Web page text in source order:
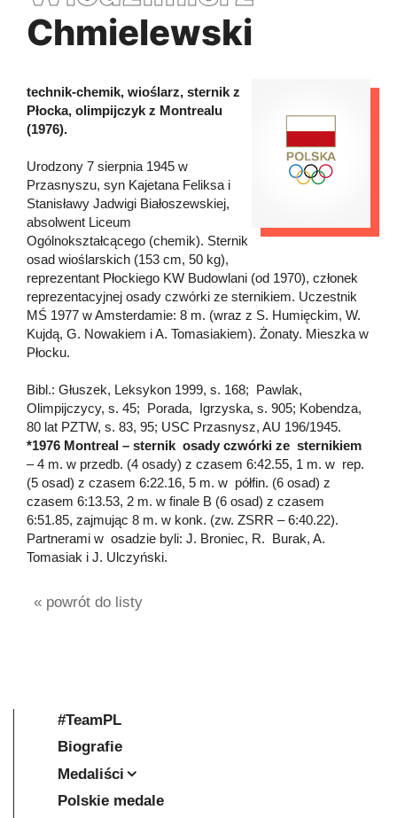
Chmielewski
technik-chemik, wioślarz, sternik z
Płocka, olimpijczyk z Montrealu
(1976).
Urodzony 7 sierpnia 1945 w
Przasnyszu, syn Kajetana Feliksa i
Stanisławy Jadwigi Białoszewskiej,
absolwent Liceum
Ogólnokształcącego (chemik). Sternik
osad wioślarskich (153 cm, 50 kg),
reprezentant Płockiego KW Budowlani (od 1970), członek
reprezentacyjnej osady czwórki ze sternikiem. Uczestnik
MŚ 1977 w Amsterdamie: 8 m. (wraz z S. Humięckim, W.
Kujdą, G. Nowakiem i A. Tomasiakiem). Żonaty. Mieszka w
Płocku.
Bibl.: Głuszek, Leksykon 1999, s. 168; Pawlak,
Olimpijczycy, s. 45; Porada, Igrzyska, s. 905; Kobendza,
80 lat PZTW, s. 83, 95; USC Przasnysz, AU 196/1945.
*1976 Montreal – sternik osady czwórki ze sternikiem
– 4 m. w przedb. (4 osady) z czasem 6:42.55, 1 m. w rep.
(5 osad) z czasem 6:22.16, 5 m. w półfin. (6 osad) z
czasem 6:13.53, 2 m. w finale B (6 osad) z czasem
6:51.85, zajmując 8 m. w konk. (zw. ZSRR – 6:40.22).
Partnerami w osadzie byli: J. Broniec, R. Burak, A.
Tomasiak i J. Ulczyński.
« powrót do listy
#TeamPL
Biografie
Medaliści
Polskie medale